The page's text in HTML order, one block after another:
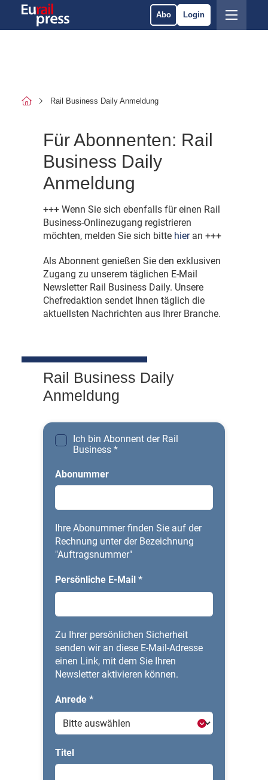
Abo Login
Rail Business Daily Anmeldung
Für Abonnenten: Rail
Business Daily
Anmeldung
+++ Wenn Sie sich ebenfalls für einen Rail
Business-Onlinezugang registrieren
möchten, melden Sie sich bitte hieran +++
Als Abonnent genießen Sie den exklusiven
Zugang zu unserem täglichen E-Mail
Newsletter Rail Business Daily. Unsere
Chefredaktion sendet Ihnen täglich die
aktuellsten Nachrichten aus Ihrer Branche.
Rail Business Daily
Anmeldung
Ich bin Abonnent der Rail
Business *
Abonummer
Ihre Abonummer finden Sie auf der
Rechnung unter der Bezeichnung
"Auftragsnummer"
Persönliche E-Mail *
Zu Ihrer persönlichen Sicherheit
senden wir an diese E-Mail-Adresse
einen Link, mit dem Sie Ihren
Newsletter aktivieren können.
Anrede *
Titel